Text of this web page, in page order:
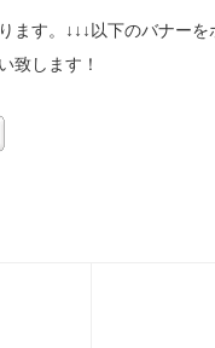
ます。↓↓↓以下のバナー
致します！